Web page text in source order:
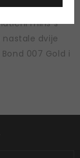
platnu.
miris s
nastale dvije
007 Gold i